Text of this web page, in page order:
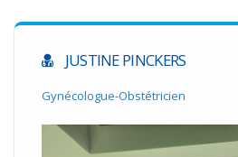
JUSTINE PINCKERS
Gynécologue-Obstétricien